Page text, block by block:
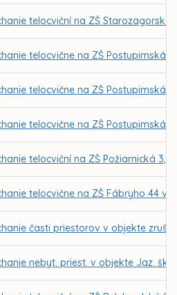
telocviční na ZŠ
telocvične na ZŠ Postupimská
telocvične na ZŠ Postupimská
telocvične na ZŠ Postupimská
telocviční na ZŠ Požiarnická 3,
telocvične na ZŠ Fábryho 44
časti priestorov v objekte zruš.
nebyt. priest. v objekte Jaz.